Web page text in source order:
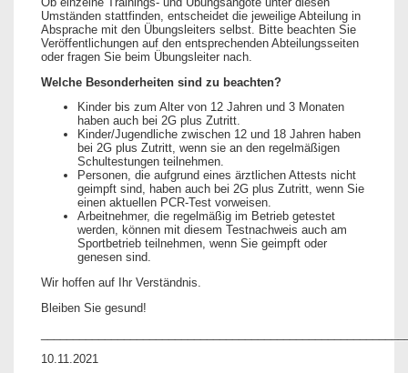
Umständen stattfinden, entscheidet die jeweilige Abteilung in
Absprache mit den Übungsleiters selbst. Bitte beachten Sie
Veröffentlichungen auf den entsprechenden Abteilungsseiten
oder fragen Sie beim Übungsleiter nach.
Welche Besonderheiten sind zu beachten?
Kinder bis zum Alter von 12 Jahren und 3 Monaten
haben auch bei 2G plus Zutritt.
Kinder/Jugendliche zwischen 12 und 18 Jahren haben
bei 2G plus Zutritt, wenn sie an den regelmäßigen
Schultestungen teilnehmen.
Personen, die aufgrund eines ärztlichen Attests nicht
geimpft sind, haben auch bei 2G plus Zutritt, wenn Sie
einen aktuellen PCR-Test vorweisen.
Arbeitnehmer, die regelmäßig im Betrieb getestet
werden, können mit diesem Testnachweis auch am
Sportbetrieb teilnehmen, wenn Sie geimpft oder
genesen sind.
Wir hoffen auf Ihr Verständnis.
Bleiben Sie gesund!
10.11.2021